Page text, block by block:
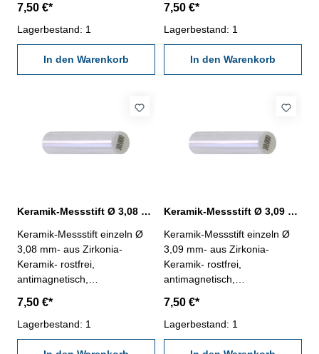
1250- Werkstatt-Ausführung-
Länge 50 mm- Genauigkeit <
± 0,0015 mm- in Kunststoff-
7,50 €*
Lagerbestand: 1
In den Warenkorb
1250- Werkstatt-Ausführung-
Länge 50 mm- Genauigkeit <
± 0,0015 mm- in Kunststoff-
7,50 €*
Lagerbestand: 1
In den Warenkorb
Keramik-Messstift Ø 3,08 mm ± 0,0015 mm
Keramik-Messstift einzeln Ø
3,08 mm- aus Zirkonia-
Keramik- rostfrei,
antimagnetisch,
1250- Werkstatt-Ausführung-
Länge 50 mm- Genauigkeit <
± 0,0015 mm- in Kunststoff-
7,50 €*
Lagerbestand: 1
Keramik-Messstift Ø 3,09 mm ± 0,0015 mm
Keramik-Messstift einzeln Ø
3,09 mm- aus Zirkonia-
Keramik- rostfrei,
antimagnetisch,
1250- Werkstatt-Ausführung-
Länge 50 mm- Genauigkeit <
± 0,0015 mm- in Kunststoff-
7,50 €*
Lagerbestand: 1